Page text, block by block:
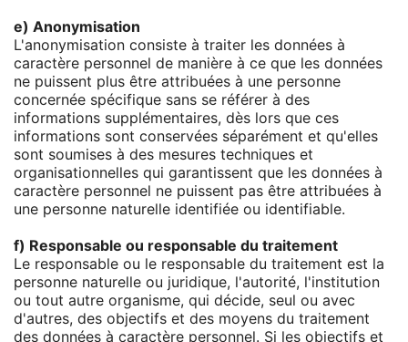
e) Anonymisation
L'anonymisation consiste à traiter les données à
caractère personnel de manière à ce que les données
ne puissent plus être attribuées à une personne
concernée spécifique sans se référer à des
informations supplémentaires, dès lors que ces
informations sont conservées séparément et qu'elles
sont soumises à des mesures techniques et
organisationnelles qui garantissent que les données à
caractère personnel ne puissent pas être attribuées à
une personne naturelle identifiée ou identifiable.
f) Responsable ou responsable du traitement
Le responsable ou le responsable du traitement est la
personne naturelle ou juridique, l'autorité, l'institution
ou tout autre organisme, qui décide, seul ou avec
d'autres, des objectifs et des moyens du traitement
des données à caractère personnel. Si les objectifs et